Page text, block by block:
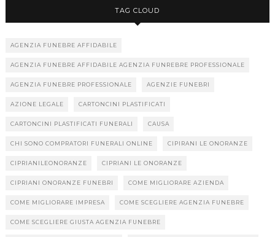
TAG CLOUD
AGENZIA FUNEBRE AFFIDABILE
AGENZIA FUNEBRE AFFIDABILE AGENZIA FUNREBRE PROFESSIONALE
AGENZIA FUNEBRE PROFESSIONALE AGENZIE FUNEBRI
AZIONE LEGALE CARTONCINI PLASTIFICATI
CARTONCINI PLASTIFICATI FUNERALI CAUSA
CHI SONO COMPRATORI FUNERALI ONLINE CIPIRANI LE ONORANZE
CIPRIANILEONORANZE CIPRIANI LE ONORANZE
CIPRIANI ONORANZE FUNEBRI COME MIGLIORARE AZIENDA
COME MIGLIORARE IMPRESA COME SCEGLIERE AGENZIA FUNEBRE
COME SCEGLIERE GIUSTA AGENZIA FUNEBRE